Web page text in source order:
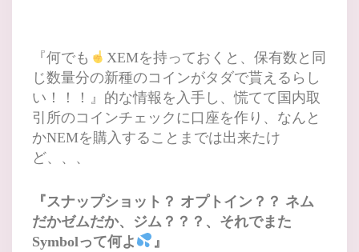
『何でも
XEMを持っておくと、保有数と同
じ数量分の新種のコインがタダで貰えるらし
い！！！』 的な情報を入手し、慌てて国内取
引所のコインチェックに口座を作り、なんと
かNEMを購入することまでは出来たけ
ど、、、
『スナップショット？ オプトイン？？ ネム
だかゼムだか、ジム？？？、それでまた
Symbolって何よ
』